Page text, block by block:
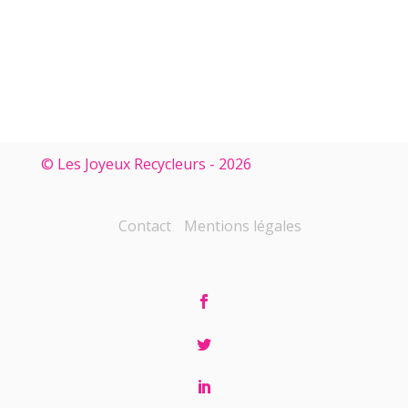
© Les Joyeux Recycleurs - 2026
Contact Mentions légales